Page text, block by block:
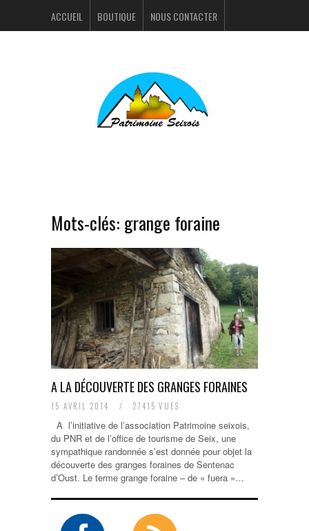
ACCUEIL BOUTIQUE NOUS CONTACTER
Mots-clés: grange foraine
A LA DÉCOUVERTE DES GRANGES FORAINES
15 AVRIL 2014 / 27415 VUES
A l’initiative de l’association Patrimoine seixois,
du PNR et de l’office de tourisme de Seix, une
sympathique randonnée s’est donnée pour objet la
découverte des granges foraines de Sentenac
d’Oust. Le terme grange foraine – de « fuera »…